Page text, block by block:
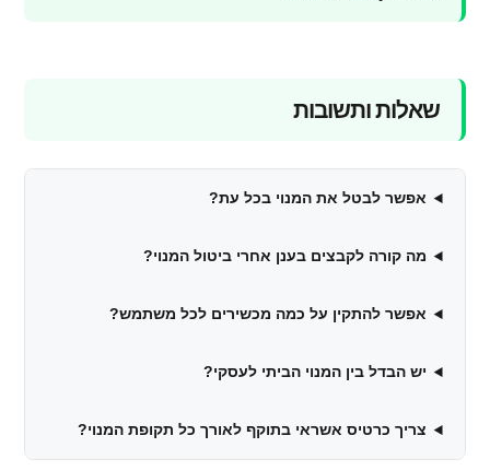
שאלות ותשובות
אפשר לבטל את המנוי בכל עת?
מה קורה לקבצים בענן אחרי ביטול המנוי?
אפשר להתקין על כמה מכשירים לכל משתמש?
יש הבדל בין המנוי הביתי לעסקי?
צריך כרטיס אשראי בתוקף לאורך כל תקופת המנוי?